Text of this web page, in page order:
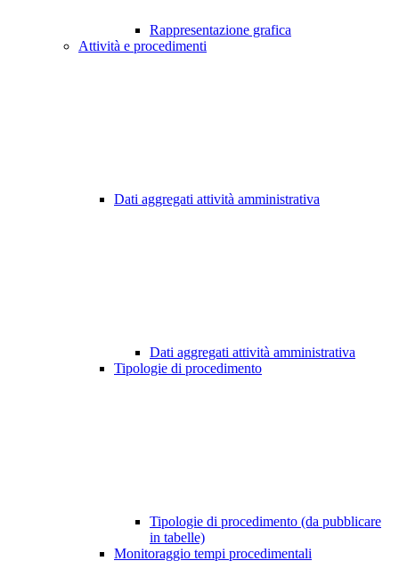
Rappresentazione grafica
Attività e procedimenti
Dati aggregati attività amministrativa
Dati aggregati attività amministrativa
Tipologie di procedimento
Tipologie di procedimento (da pubblicare
in tabelle)
Monitoraggio tempi procedimentali